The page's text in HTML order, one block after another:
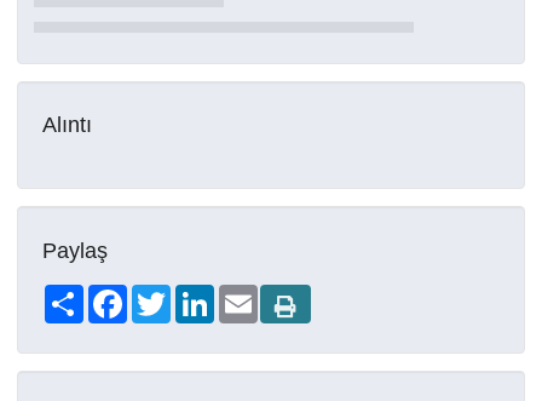
Alıntı
Paylaş
Share FacebookTwitterLinkedIn
Email